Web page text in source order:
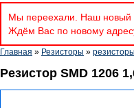
Мы переехали. Наш новый
Ждём Вас по новому
Главная » Резисторы »
Резистор SMD 1206